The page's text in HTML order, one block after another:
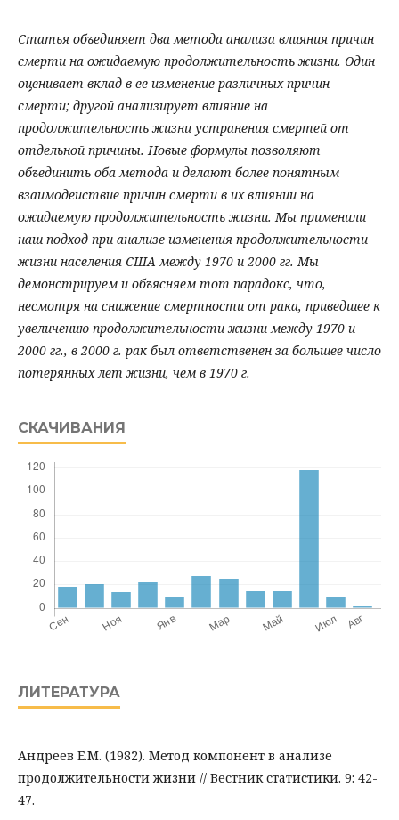
Статья объединяет два метода анализа влияния причин
смерти на ожидаемую продолжительность жизни. Один
оценивает вклад в ее изменение различных причин
смерти; другой анализирует влияние на
продолжительность жизни устранения смертей от
отдельной причины. Новые формулы позволяют
объединить оба метода и делают более понятным
взаимодействие причин смерти в их влиянии на
ожидаемую продолжительность жизни. Мы применили
наш подход при анализе изменения продолжительности
жизни населения США между 1970 и 2000 гг. Мы
демонстрируем и объясняем тот парадокс, что,
несмотря на снижение смертности от рака, приведшее к
увеличению продолжительности жизни между 1970 и
2000 гг., в 2000 г. рак был ответственен за большее число
потерянных лет жизни, чем в 1970 г.
СКАЧИВАНИЯ
ЛИТЕРАТУРА
Андреев Е.М. (1982). Метод компонент в анализе
продолжительности жизни // Вестник статистики. 9: 42-
47.